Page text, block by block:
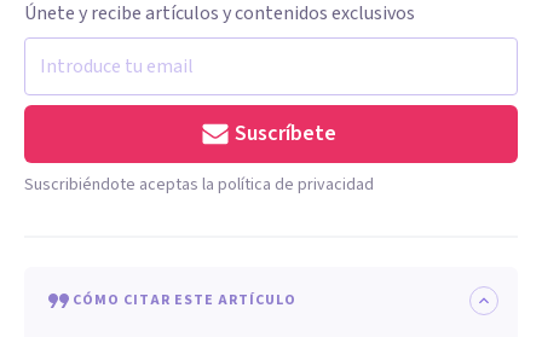
Únete y recibe artículos y contenidos exclusivos
Suscríbete
Suscribiéndote aceptas la política de privacidad
CÓMO CITAR ESTE ARTÍCULO